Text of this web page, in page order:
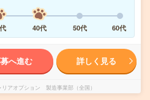
40代 50代 60代
へ進む 詳しく見る
アオプション 製造事業部（全国）